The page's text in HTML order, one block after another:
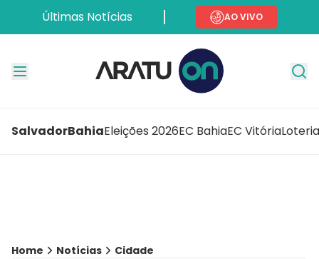
Últimas Notícias AO VIVO
SalvadorBahiaEleições 2026EC BahiaEC Vitória
Home Notícias Cidade